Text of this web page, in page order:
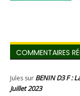
COMMENTAIRES
Jules sur BENIN D3 F :
Juillet 2023